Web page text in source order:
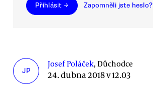
Přihlásit → Zapomněli jste heslo?
JP
Josef Poláček, Důchodce
24. dubna 2018 v 12.03